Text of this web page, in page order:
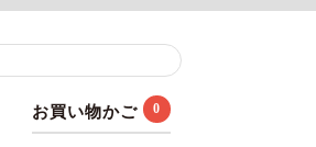
お買い物かご 0